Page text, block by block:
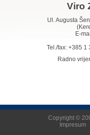
Viro
Ul. Augusta
E-
Tel./fax: +385 1
Radno
Copyright ©
Impresum